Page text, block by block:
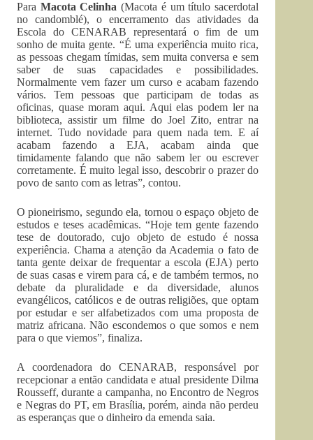
Para Macota Celinha (Macota é um título sacerdotal
no candomblé), o encerramento das atividades da
Escola do CENARAB representará o fim de um
sonho de muita gente. “É uma experiência muito rica,
as pessoas chegam tímidas, sem muita conversa e sem
saber de suas capacidades e possibilidades.
Normalmente vem fazer um curso e acabam fazendo
vários. Tem pessoas que participam de todas as
oficinas, quase moram aqui. Aqui elas podem ler na
biblioteca, assistir um filme do Joel Zito, entrar na
internet. Tudo novidade para quem nada tem. E aí
acabam fazendo a EJA, acabam ainda que
timidamente falando que não sabem ler ou escrever
corretamente. É muito legal isso, descobrir o prazer do
povo de santo com as letras”, contou.
O pioneirismo, segundo ela, tornou o espaço objeto de
estudos e teses acadêmicas. “Hoje tem gente fazendo
tese de doutorado, cujo objeto de estudo é nossa
experiência. Chama a atenção da Academia o fato de
tanta gente deixar de frequentar a escola (EJA) perto
de suas casas e virem para cá, e de também termos, no
debate da pluralidade e da diversidade, alunos
evangélicos, católicos e de outras religiões, que optam
por estudar e ser alfabetizados com uma proposta de
matriz africana. Não escondemos o que somos e nem
para o que viemos”, finaliza.
A coordenadora do CENARAB, responsável por
recepcionar a então candidata e atual presidente Dilma
Rousseff, durante a campanha, no Encontro de Negros
e Negras do PT, em Brasília, porém, ainda não perdeu
as esperanças que o dinheiro da emenda saia.